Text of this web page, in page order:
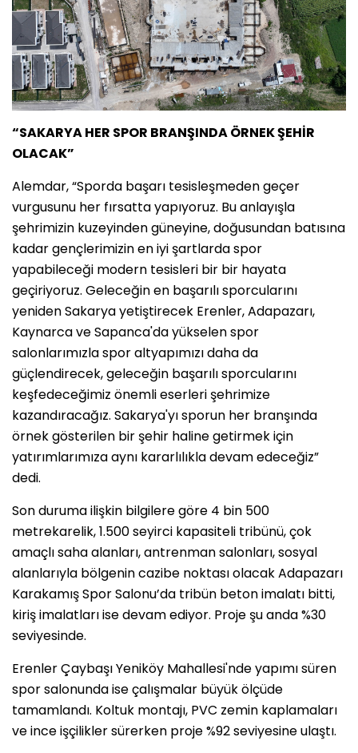
“SAKARYA HER SPOR BRANŞINDA ÖRNEK ŞEHİR
OLACAK”
Alemdar, “Sporda başarı tesisleşmeden geçer
vurgusunu her fırsatta yapıyoruz. Bu anlayışla
şehrimizin kuzeyinden güneyine, doğusundan batısına
kadar gençlerimizin en iyi şartlarda spor
yapabileceği modern tesisleri bir bir hayata
geçiriyoruz. Geleceğin en başarılı sporcularını
yeniden Sakarya yetiştirecek Erenler, Adapazarı,
Kaynarca ve Sapanca'da yükselen spor
salonlarımızla spor altyapımızı daha da
güçlendirecek, geleceğin başarılı sporcularını
keşfedeceğimiz önemli eserleri şehrimize
kazandıracağız. Sakarya'yı sporun her branşında
örnek gösterilen bir şehir haline getirmek için
yatırımlarımıza aynı kararlılıkla devam edeceğiz”
dedi.
Son duruma ilişkin bilgilere göre 4 bin 500
metrekarelik, 1.500 seyirci kapasiteli tribünü, çok
amaçlı saha alanları, antrenman salonları, sosyal
alanlarıyla bölgenin cazibe noktası olacak Adapazarı
Karakamış Spor Salonu’da tribün beton imalatı bitti,
kiriş imalatları ise devam ediyor. Proje şu anda %30
seviyesinde.
Erenler Çaybaşı Yeniköy Mahallesi'nde yapımı süren
spor salonunda ise çalışmalar büyük ölçüde
tamamlandı. Koltuk montajı, PVC zemin kaplamaları
ve ince işçilikler sürerken proje %92 seviyesine ulaştı.